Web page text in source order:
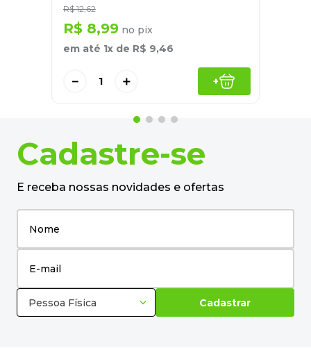
R$ 12,62
R$ 8,99 no pix
em até 1x de R$ 9,46
＋
－ +
Cadastre-se
E receba nossas novidades e ofertas
Pessoa Física Cadastrar